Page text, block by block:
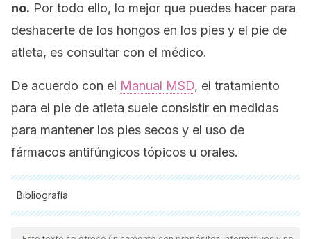
no. Por todo ello, lo mejor que puedes hacer para
deshacerte de los hongos en los pies y el pie de
atleta, es consultar con el médico.
De acuerdo con el Manual MSD, el tratamiento
para el pie de atleta suele consistir en medidas
para mantener los pies secos y el uso de
fármacos antifúngicos tópicos u orales.
Bibliografía
Todas las fuentes citadas fueron revisadas a profundidad por
nuestro equipo, para asegurar su calidad, confiabilidad,